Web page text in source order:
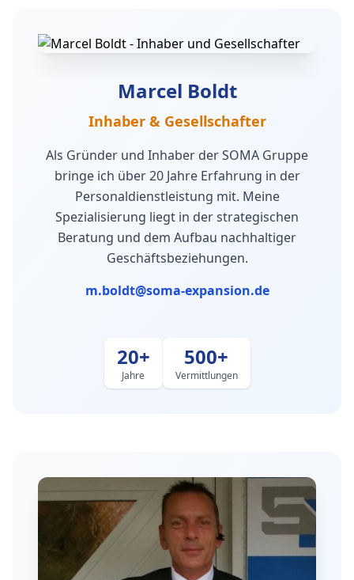
Marcel Boldt
Inhaber & Gesellschafter
Als Gründer und Inhaber der SOMA Gruppe
bringe ich über 20 Jahre Erfahrung in der
Personaldienstleistung mit. Meine
Spezialisierung liegt in der strategischen
Beratung und dem Aufbau nachhaltiger
Geschäftsbeziehungen.
m.boldt@soma-expansion.de
20+
Jahre
500+
Vermittlungen